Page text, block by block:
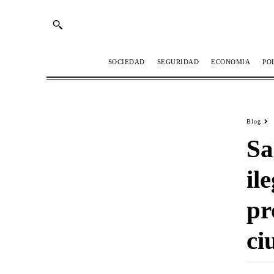
SOCIEDAD SEGURIDAD ECONOMIA
Blog